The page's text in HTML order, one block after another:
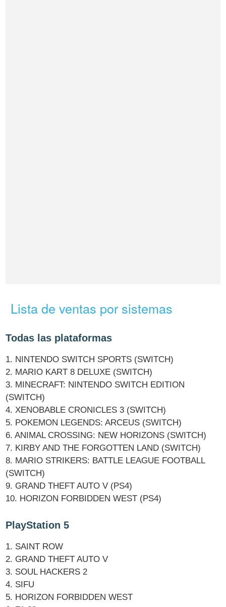
Lista de ventas por sistemas
Todas las plataformas
1. NINTENDO SWITCH SPORTS (SWITCH)
2. MARIO KART 8 DELUXE (SWITCH)
3. MINECRAFT: NINTENDO SWITCH EDITION
(SWITCH)
4. XENOBABLE CRONICLES 3 (SWITCH)
5. POKEMON LEGENDS: ARCEUS (SWITCH)
6. ANIMAL CROSSING: NEW HORIZONS (SWITCH)
7. KIRBY AND THE FORGOTTEN LAND (SWITCH)
8. MARIO STRIKERS: BATTLE LEAGUE FOOTBALL
(SWITCH)
9. GRAND THEFT AUTO V (PS4)
10. HORIZON FORBIDDEN WEST (PS4)
PlayStation 5
1. SAINT ROW
2. GRAND THEFT AUTO V
3. SOUL HACKERS 2
4. SIFU
5. HORIZON FORBIDDEN WEST